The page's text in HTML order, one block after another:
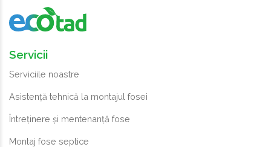
Servicii
Serviciile noastre
Asistență tehnică la montajul fosei
Întreținere și mentenanță fose
Montaj fose septice